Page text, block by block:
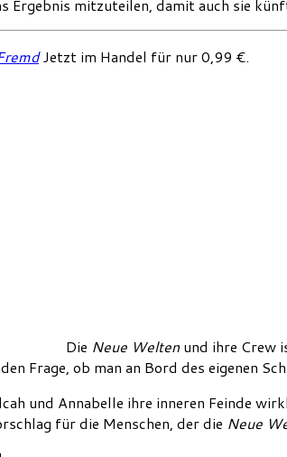
Ergebnis mitzuteilen, damit auch sie
Jetzt im Handel für nur 0,99 €.
Die Neue Weltenund ihre Crew
Frage, ob man an Bord des eigenen
und Annabelle ihre inneren Feinde
für die Menschen, der die Neue